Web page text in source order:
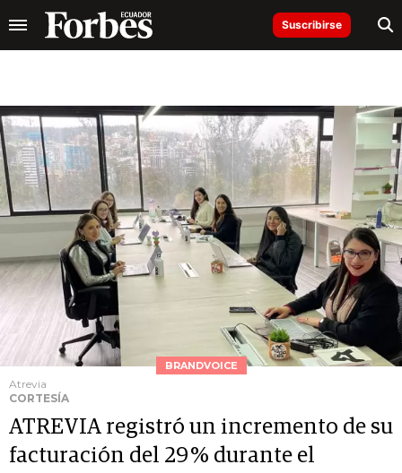
Suscribirse
BRANDVOICE
Atrevia
CORTESÍA
ATREVIA registró un incremento de su
facturación del 29 % durante el